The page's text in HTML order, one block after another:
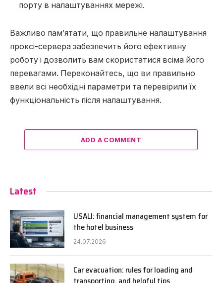
порту в налаштуваннях мережі.
Важливо пам’ятати, що правильне налаштування
проксі-сервера забезпечить його ефективну
роботу і дозволить вам скористатися всіма його
перевагами. Переконайтесь, що ви правильно
ввели всі необхідні параметри та перевірили їх
функціональність після налаштування.
ADD A COMMENT
Latest
USALI: financial management system for
the hotel business
24.07.2026
Car evacuation: rules for loading and